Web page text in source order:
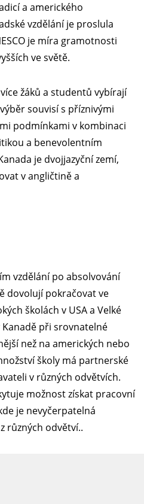
a amerického
vzdělání je proslula
je míra gramotnosti
ve světě.
žáků a studentů vybírají
souvisí s příznivými
podmínkami v kombinaci
a benevolentním
je dvojjazyční zemí,
v angličtině a
vzdělání po absolvování
dovolují pokračovat ve
školách v USA a Velké
při srovnatelné
než na amerických nebo
školy má partnerské
v různých odvětvích.
možnost získat pracovní
je nevyčerpatelná
různých odvětví..